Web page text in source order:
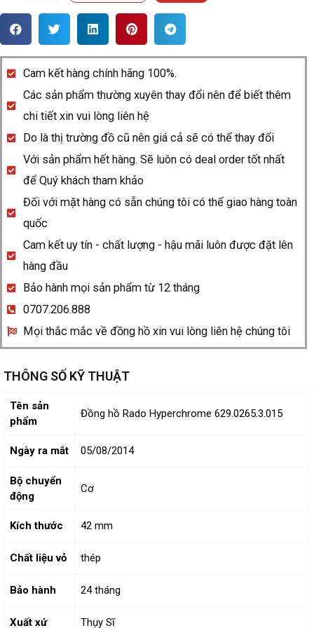
Rado
629.0265.3.015
quantity
Cam kết hàng chính hãng 100%.
Các sản phẩm thường xuyên thay đổi nên để biết thêm
chi tiết xin vui lòng liên hệ
Do là thị trường đồ cũ nên giá cả sẽ có thể thay đổi
Với sản phẩm hết hàng. Sẽ luôn có deal order tốt nhất
để Quý khách tham khảo
Đối với mặt hàng có sẵn chúng tôi có thể giao hàng toàn
quốc
Cam kết uy tín - chất lượng - hậu mãi luôn được đặt lên
hàng đầu
Bảo hành mọi sản phẩm từ 12 tháng
0707.206.888
Mọi thắc mắc về đồng hồ xin vui lòng liên hệ chúng tôi
THÔNG SỐ KỸ THUẬT
Tên sản
phẩm
Đồng hồ Rado Hyperchrome 629.0265.3.015
Ngày ra mắt 05/08/2014
Bộ chuyển
động
Cơ
Kích thước 42 mm
Chất liệu vỏ thép
Bảo hành 24 tháng
Xuất xứ Thụy Sĩ